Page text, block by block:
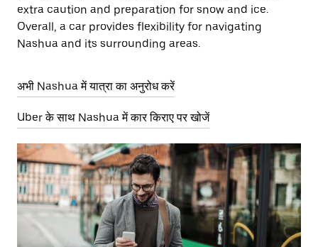
extra caution and preparation for snow and ice.
Overall, a car provides flexibility for navigating
Nashua and its surrounding areas.
अभी Nashua में यात्रा का अनुरोध करें
Uber के साथ Nashua में कार किराए पर खोजें